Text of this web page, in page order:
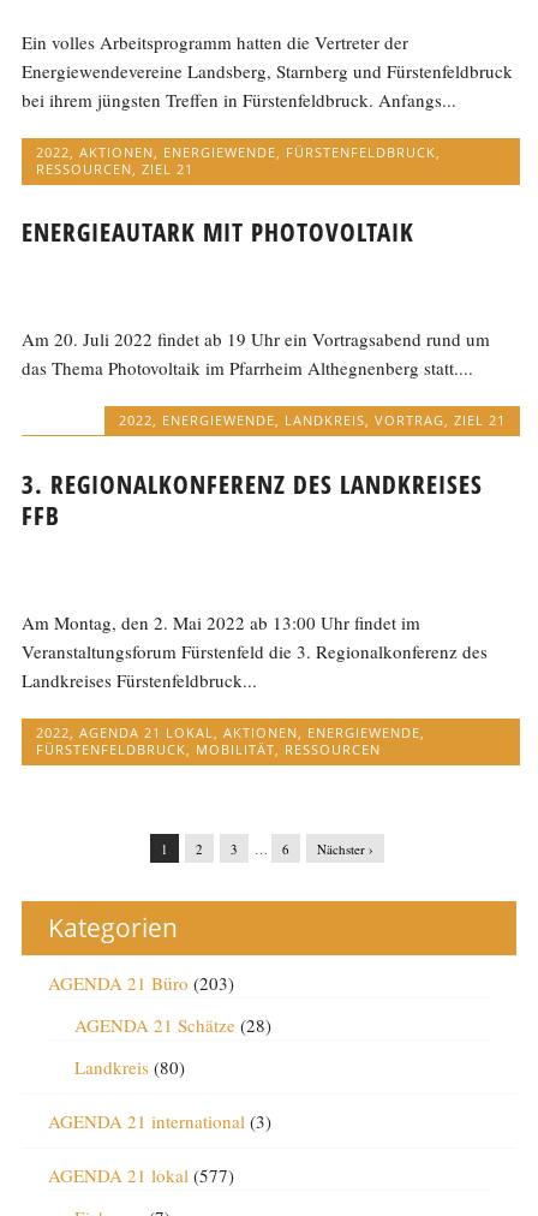
Ein volles Arbeitsprogramm hatten die Vertreter der
Energiewendevereine Landsberg, Starnberg und Fürstenfeldbruck
bei ihrem jüngsten Treffen in Fürstenfeldbruck. Anfangs...
2022 ,AKTIONEN ENERGIEWENDE FÜRSTENFELDBRUCK
RESSOURCEN ,ZIEL 21
ENERGIEAUTARK MIT PHOTOVOLTAIK
Am 20. Juli 2022 findet ab 19 Uhr ein Vortragsabend rund um
das Thema Photovoltaik im Pfarrheim Althegnenberg statt....
2022, ENERGIEWENDE, LANDKREIS, VORTRAG, ZIEL 21
3. REGIONALKONFERENZ DES LANDKREISES
FFB
Am Montag, den 2. Mai 2022 ab 13:00 Uhr findet im
Veranstaltungsforum Fürstenfeld die 3. Regionalkonferenz des
Landkreises Fürstenfeldbruck...
2022 ,AGENDA 21 LOKAL ,AKTIONEN ENERGIEWENDE
FÜRSTENFELDBRUCK
MOBILITÄT RESSOURCEN
1 2 3 … 6 Nächster ›
Kategorien
AGENDA 21 Büro (203)
AGENDA 21 Schätze(28)
Landkreis(80)
AGENDA 21 international(3)
AGENDA 21 lokal(577)